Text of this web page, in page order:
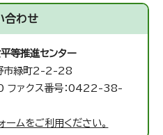
合わせ
等推進センター
市緑町2-2-28
ァクス番号：0422-38-
ムをご利用ください。